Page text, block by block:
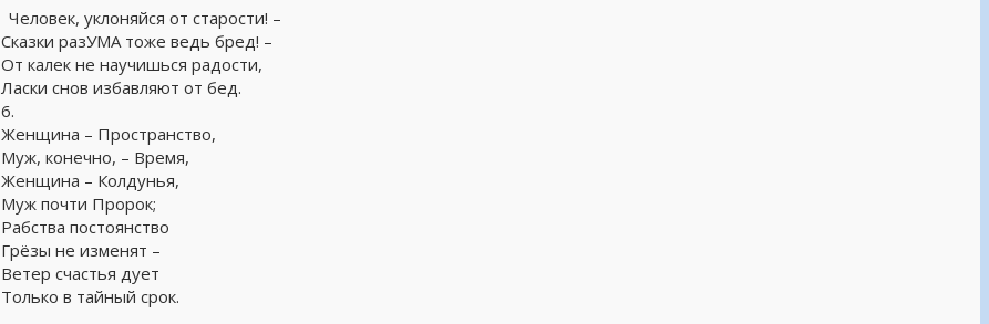
Человек, уклоняйся от старости! –
Сказки разУМА тоже ведь бред! –
От калек не научишься радости,
Ласки снов избавляют от бед.
6.
Женщина – Пространство,
Муж, конечно, – Время,
Женщина – Колдунья,
Муж почти Пророк;
Рабства постоянство
Грёзы не изменят –
Ветер счастья дует
Только в тайный срок.